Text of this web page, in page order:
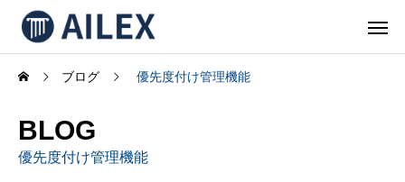
ブログ 優先度付け管理機能
BLOG
優先度付け管理機能